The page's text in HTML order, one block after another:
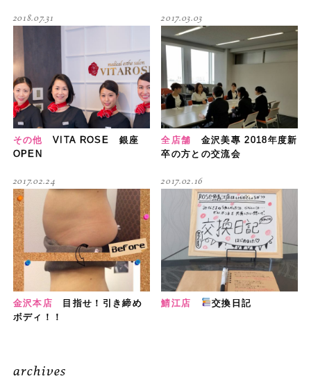
その他
VITA ROSE 銀座
OPEN
2018.07.31
全店舗
金沢美專 2018年度新
卒の方との交流会
2017.03.03
金沢本店
目指せ！引き締め
ボディ！！
2017.02.24
鯖江店 交換日記
2017.02.16
archives